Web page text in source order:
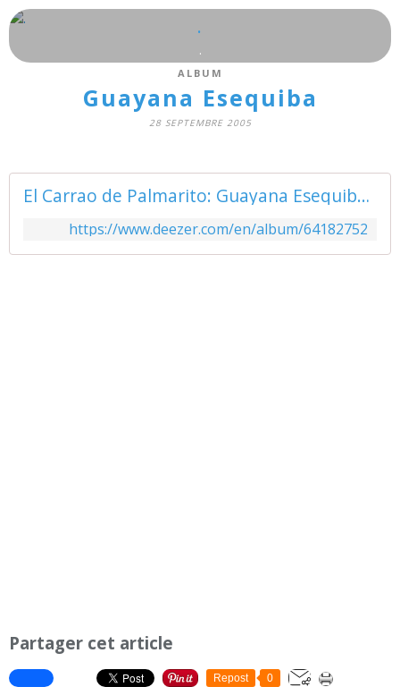
.
.
ALBUM
Guayana Esequiba
28 SEPTEMBRE 2005
El Carrao de Palmarito: Guayana Esequiba - Music Streaming - Listen on Deezer
https://www.deezer.com/en/album/64182752
Partager cet article
Repost 0